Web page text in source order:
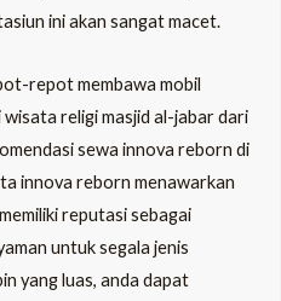
ini akan sangat macet.
repot membawa mobil
religi masjid al-jabar dari
sewa innova reborn di
innova reborn menawarkan
reputasi sebagai
untuk segala jenis
yang luas, anda dapat